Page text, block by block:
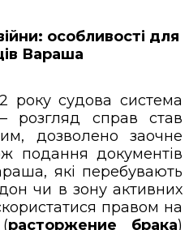
особливості для
Вараша
року судова система
розгляд справ став
дозволено заочне
подання документів
які перебувають
чи в зону активних
правом на
расторжение брака)